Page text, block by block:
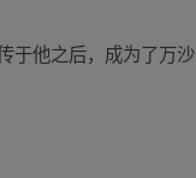
于他之后，成为了万沙